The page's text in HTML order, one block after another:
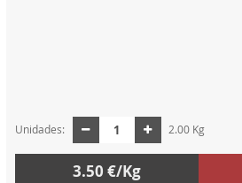
Unidades: 2.00 Kg
3.50 €/Kg